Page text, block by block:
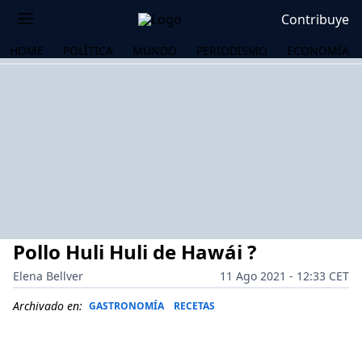
Contribuye
HOME POLÍTICA MUNDO PERIODISMO ECONOMÍA
Pollo Huli Huli de Hawái ?
Elena Bellver
11 Ago 2021 - 12:33 CET
Archivado en: GASTRONOMÍA RECETAS